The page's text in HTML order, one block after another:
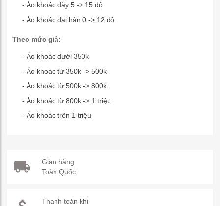
- Áo khoác dày 5 -> 15 độ
- Áo khoác đại hàn 0 -> 12 độ
Theo mức giá:
- Áo khoác dưới 350k
- Áo khoác từ 350k -> 500k
- Áo khoác từ 500k -> 800k
- Áo khoác từ 800k -> 1 triệu
- Áo khoác trên 1 triệu
Giao hàng
Toàn Quốc
Thanh toán khi